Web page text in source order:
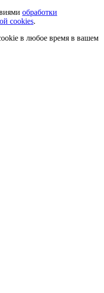
обработки
cookies.
в любое время в вашем